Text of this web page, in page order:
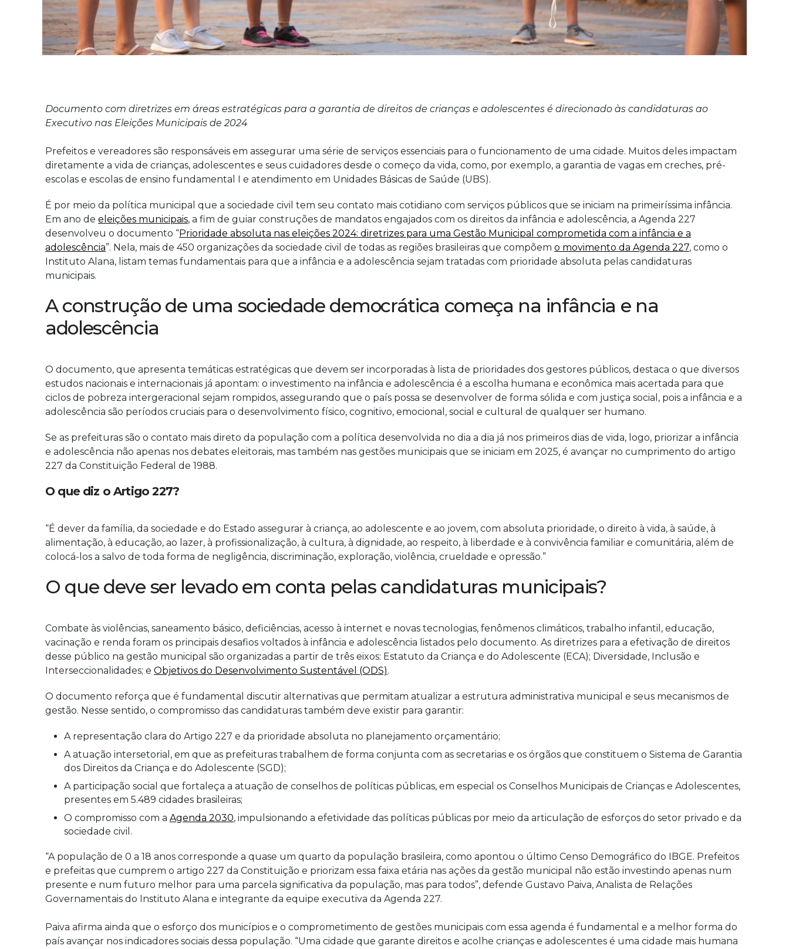
Documento com diretrizes em áreas estratégicas para a garantia de direitos de crianças e adolescentes é direcionado às candidaturas ao
Executivo nas Eleições Municipais de 2024
Prefeitos e vereadores são responsáveis em assegurar uma série de serviços essenciais para o funcionamento de uma cidade. Muitos deles impactam
diretamente a vida de crianças, adolescentes e seus cuidadores desde o começo da vida, como, por exemplo, a garantia de vagas em creches, pré-
escolas e escolas de ensino fundamental I e atendimento em Unidades Básicas de Saúde (UBS).
É por meio da política municipal que a sociedade civil tem seu contato mais cotidiano com serviços públicos que se iniciam na primeiríssima infância.
Em ano de eleições municipais, a fim de guiar construções de mandatos engajados com os direitos da infância e adolescência, a Agenda 227
desenvolveu o documento “Prioridade absoluta nas eleições 2024: diretrizes para uma Gestão Municipal comprometida com a infância e a
adolescência”. Nela, mais de 450 organizações da sociedade civil de todas as regiões brasileiras que compõem o movimento da Agenda 227, como o
Instituto Alana, listam temas fundamentais para que a infância e a adolescência sejam tratadas com prioridade absoluta pelas candidaturas
municipais.
A construção de uma sociedade democrática começa na infância e na
adolescência
O documento, que apresenta temáticas estratégicas que devem ser incorporadas à lista de prioridades dos gestores públicos, destaca o que diversos
estudos nacionais e internacionais já apontam: o investimento na infância e adolescência é a escolha humana e econômica mais acertada para que
ciclos de pobreza intergeracional sejam rompidos, assegurando que o país possa se desenvolver de forma sólida e com justiça social, pois a infância e a
adolescência são períodos cruciais para o desenvolvimento físico, cognitivo, emocional, social e cultural de qualquer ser humano.
Se as prefeituras são o contato mais direto da população com a política desenvolvida no dia a dia já nos primeiros dias de vida, logo, priorizar a infância
e adolescência não apenas nos debates eleitorais, mas também nas gestões municipais que se iniciam em 2025, é avançar no cumprimento do artigo
227 da Constituição Federal de 1988.
O que diz o Artigo 227?
“É dever da família, da sociedade e do Estado assegurar à criança, ao adolescente e ao jovem, com absoluta prioridade, o direito à vida, à saúde, à
alimentação, à educação, ao lazer, à profissionalização, à cultura, à dignidade, ao respeito, à liberdade e à convivência familiar e comunitária, além de
colocá-los a salvo de toda forma de negligência, discriminação, exploração, violência, crueldade e opressão.”
O que deve ser levado em conta pelas candidaturas municipais?
Combate às violências, saneamento básico, deficiências, acesso à internet e novas tecnologias, fenômenos climáticos, trabalho infantil, educação,
vacinação e renda foram os principais desafios voltados à infância e adolescência listados pelo documento. As diretrizes para a efetivação de direitos
desse público na gestão municipal são organizadas a partir de três eixos: Estatuto da Criança e do Adolescente (ECA); Diversidade, Inclusão e
Interseccionalidades; e Objetivos do Desenvolvimento Sustentável (ODS).
O documento reforça que é fundamental discutir alternativas que permitam atualizar a estrutura administrativa municipal e seus mecanismos de
gestão. Nesse sentido, o compromisso das candidaturas também deve existir para garantir:
A representação clara do Artigo 227 e da prioridade absoluta no planejamento orçamentário;
A atuação intersetorial, em que as prefeituras trabalhem de forma conjunta com as secretarias e os órgãos que constituem o Sistema de Garantia
dos Direitos da Criança e do Adolescente (SGD);
A participação social que fortaleça a atuação de conselhos de políticas públicas, em especial os Conselhos Municipais de Crianças e Adolescentes,
presentes em 5.489 cidades brasileiras;
O compromisso com a Agenda 2030, impulsionando a efetividade das políticas públicas por meio da articulação de esforços do setor privado e da
sociedade civil.
“A população de 0 a 18 anos corresponde a quase um quarto da população brasileira, como apontou o último Censo Demográfico do IBGE. Prefeitos
e prefeitas que cumprem o artigo 227 da Constituição e priorizam essa faixa etária nas ações da gestão municipal não estão investindo apenas num
presente e num futuro melhor para uma parcela significativa da população, mas para todos”, defende Gustavo Paiva, Analista de Relações
Governamentais do Instituto Alana e integrante da equipe executiva da Agenda 227.
Paiva afirma ainda que o esforço dos municípios e o comprometimento de gestões municipais com essa agenda é fundamental e a melhor forma do
país avançar nos indicadores sociais dessa população. “Uma cidade que garante direitos e acolhe crianças e adolescentes é uma cidade mais humana